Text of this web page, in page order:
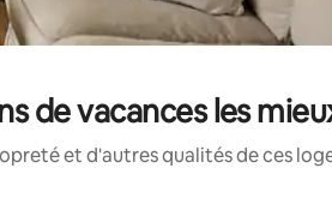
de vacances les
et d'autres qualités de ces